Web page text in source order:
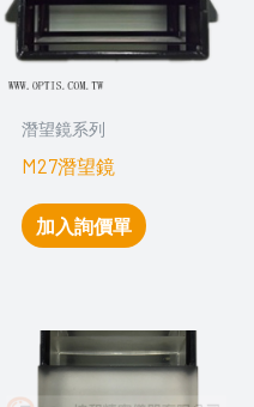
潛望鏡系列
M27潛望鏡
加入詢價單